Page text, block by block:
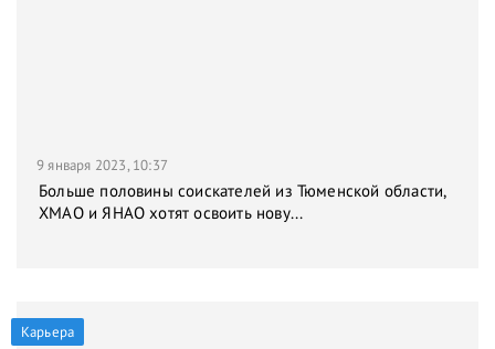
9 января 2023, 10:37
Больше половины соискателей из Тюменской области,
ХМАО и ЯНАО хотят освоить нову...
Карьера